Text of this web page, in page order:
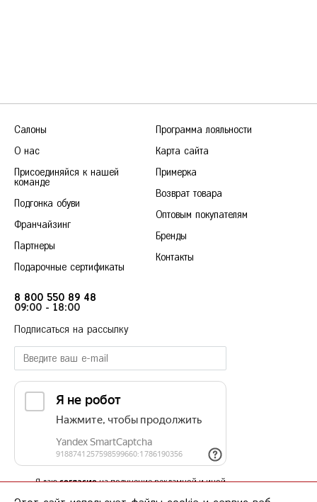
Салоны
О нас
Присоединяйся к нашей
команде
Подгонка обуви
Франчайзинг
Партнеры
Подарочные сертификаты
Программа лояльности
Карта сайта
Примерка
Возврат товара
Оптовым покупателям
Бренды
Контакты
8 800 550 89 48
09:00 - 18:00
Подписаться на рассылку
Я даюсогласиена получение рекламной и иной
политикой в отношении обработки